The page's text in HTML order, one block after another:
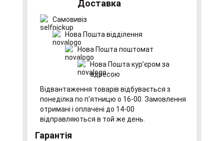
Доставка
Самовивіз
Нова Пошта відділення
Нова Пошта поштомат
Нова Пошта курʼєром за
адресою
Відвантаження товарів відбувається з
понеділка по п'ятницю о 16-00. Замовлення
отримані і оплачені до 14-00
відправляються в той же день.
Гарантія